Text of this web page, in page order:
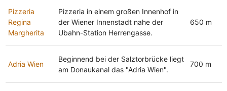
Pizzeria
Regina
Margherita
Pizzeria in einem großen Innenhof in
der Wiener Innenstadt nahe der
Ubahn-Station Herrengasse.
650 m
Adria Wien
Beginnend bei der Salztorbrücke liegt
am Donaukanal das "Adria Wien".
700 m